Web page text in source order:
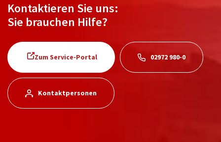
Kontaktieren Sie uns:
Sie brauchen Hilfe?
Zum Service-Portal 02972 980-0
Kontaktpersonen